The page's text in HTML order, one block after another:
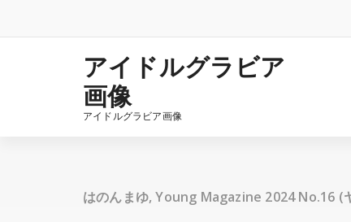
テ
アイドルグラビア
画像
アイドルグラビア画像
はのんまゆ, Young Magazine 2024 No.16 (